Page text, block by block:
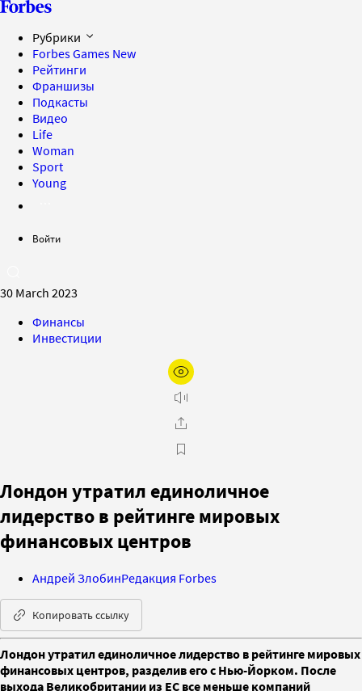
Рубрики
Forbes Games New
Рейтинги
Франшизы
Подкасты
Видео
Life
Woman
Sport
Young
Войти
30 March 2023
Финансы
Инвестиции
Лондон утратил единоличное
лидерство в рейтинге мировых
финансовых центров
Андрей ЗлобинРедакция Forbes
Копировать ссылку
Лондон утратил единоличное лидерство в рейтинге мировых
финансовых центров, разделив его с Нью-Йорком. После
выхода Великобритании из ЕС все меньше компаний